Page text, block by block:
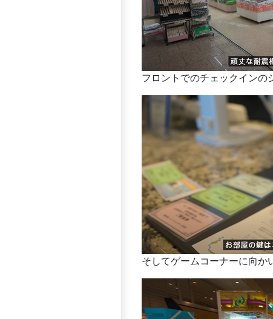
フロントでのチェックインの
そしてゲームコーナーに向か